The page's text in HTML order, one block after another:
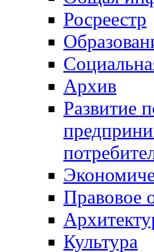
Росреестр
Архив
Развитие
Правовое
Культура